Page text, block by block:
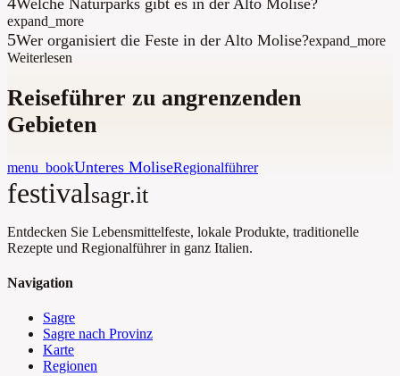
expand_more
5Wer organisiert die Feste in der Alto Molise?expand_more
Weiterlesen
Reiseführer zu angrenzenden
Gebieten
menu_bookUnteres MoliseRegionalführer
festivalsagr.it
Entdecken Sie Lebensmittelfeste, lokale Produkte, traditionelle
Rezepte und Regionalführer in ganz Italien.
Navigation
Sagre
Sagre nach Provinz
Karte
Regionen